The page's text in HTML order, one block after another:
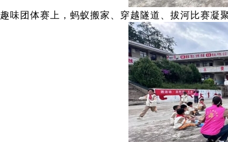
趣味团体赛上，蚂蚁搬家、穿越隧道、拔河比赛凝